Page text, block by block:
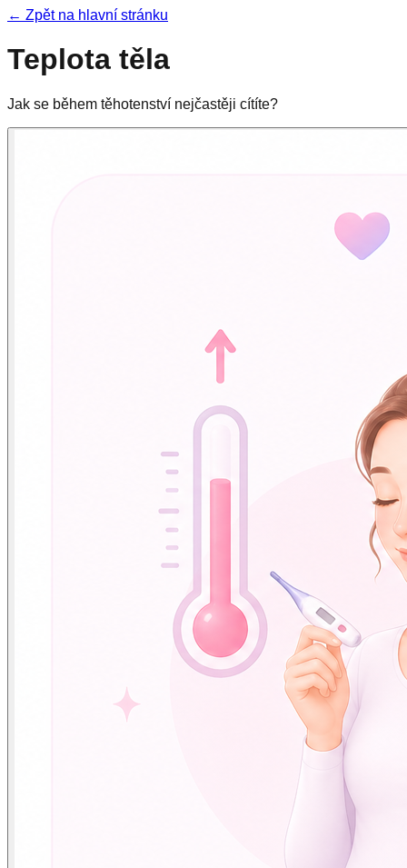
← Zpět na hlavní stránku
Teplota těla
Jak se během těhotenství nejčastěji cítíte?